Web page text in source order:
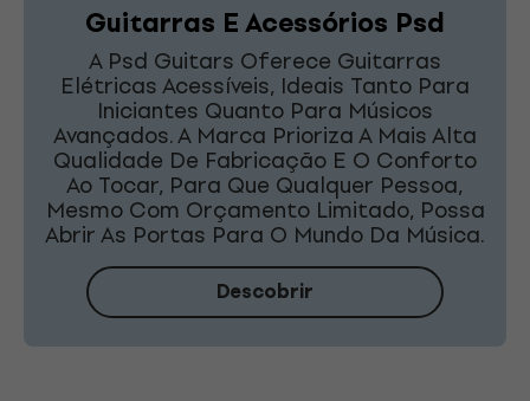
Guitarras E Acessórios Psd
A Psd Guitars Oferece Guitarras
Elétricas Acessíveis, Ideais Tanto Para
Iniciantes Quanto Para Músicos
Avançados. A Marca Prioriza A Mais Alta
Qualidade De Fabricação E O Conforto
Ao Tocar, Para Que Qualquer Pessoa,
Mesmo Com Orçamento Limitado, Possa
Abrir As Portas Para O Mundo Da Música.
Descobrir